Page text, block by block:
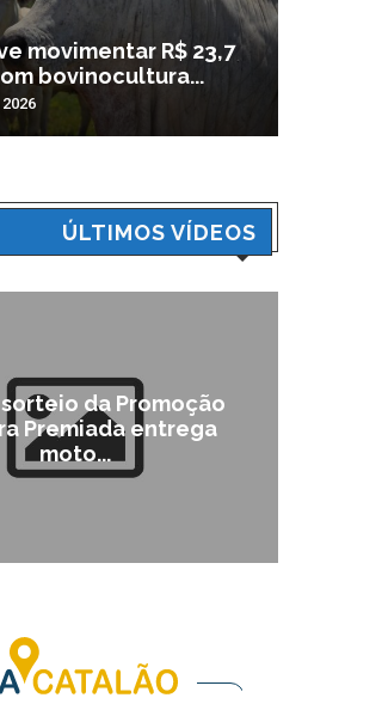
movimentar R$ 23,7
bovinocultura...
ÚLTIMOS VÍDEOS
da Promoção
Premiada entrega
moto...